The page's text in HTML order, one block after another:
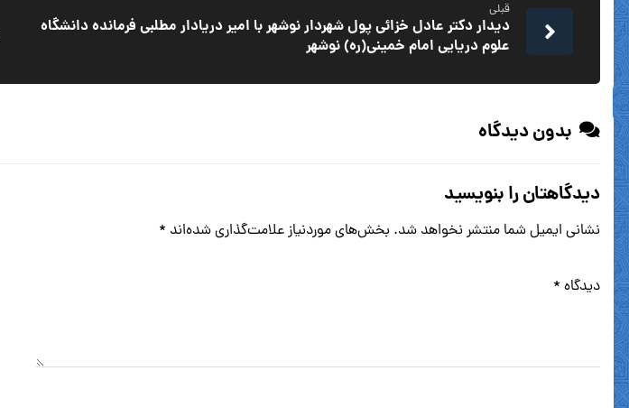
قبلی
دیدار دکتر عادل خزائی پول شهردار نوشهر با امیر دریادار مطلبی فرمانده دانشگاه
علوم دریایی امام خمینی(ره) نوشهر
بدون دیدگاه
دیدگاهتان را بنویسید
نشانی ایمیل شما منتشر نخواهد شد. بخش‌های موردنیاز علامت‌گذاری شده‌اند *
دیدگاه *